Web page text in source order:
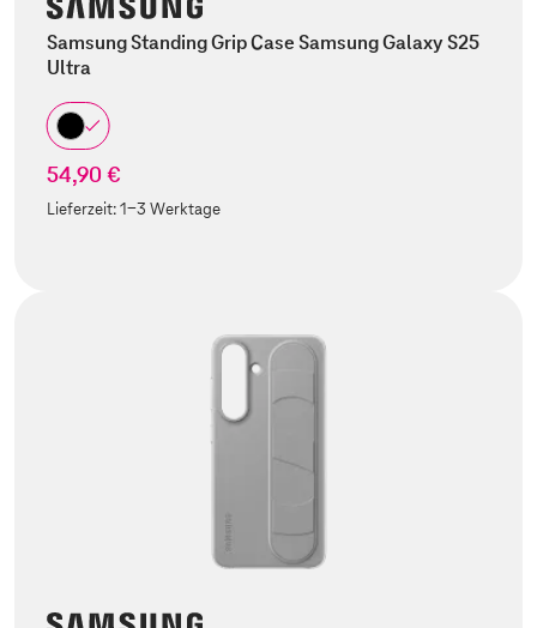
Samsung Standing Grip Case Samsung Galaxy S25
Ultra
54,90 €
Lieferzeit:1-3 Werktage